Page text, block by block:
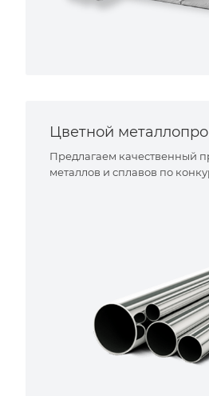
Цветной
Предлагаем качественный
металлов и сплавов по